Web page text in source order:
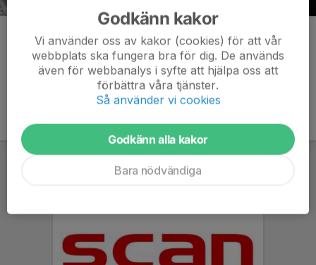
Kommentarer
Godkänn kakor
Vi använder oss av kakor (cookies) för att vår
webbplats ska fungera bra för dig. De används
även för webbanalys i syfte att hjälpa oss att
förbättra våra tjänster.
Så använder vi cookies
Godkänn alla kakor
Bara nödvändiga